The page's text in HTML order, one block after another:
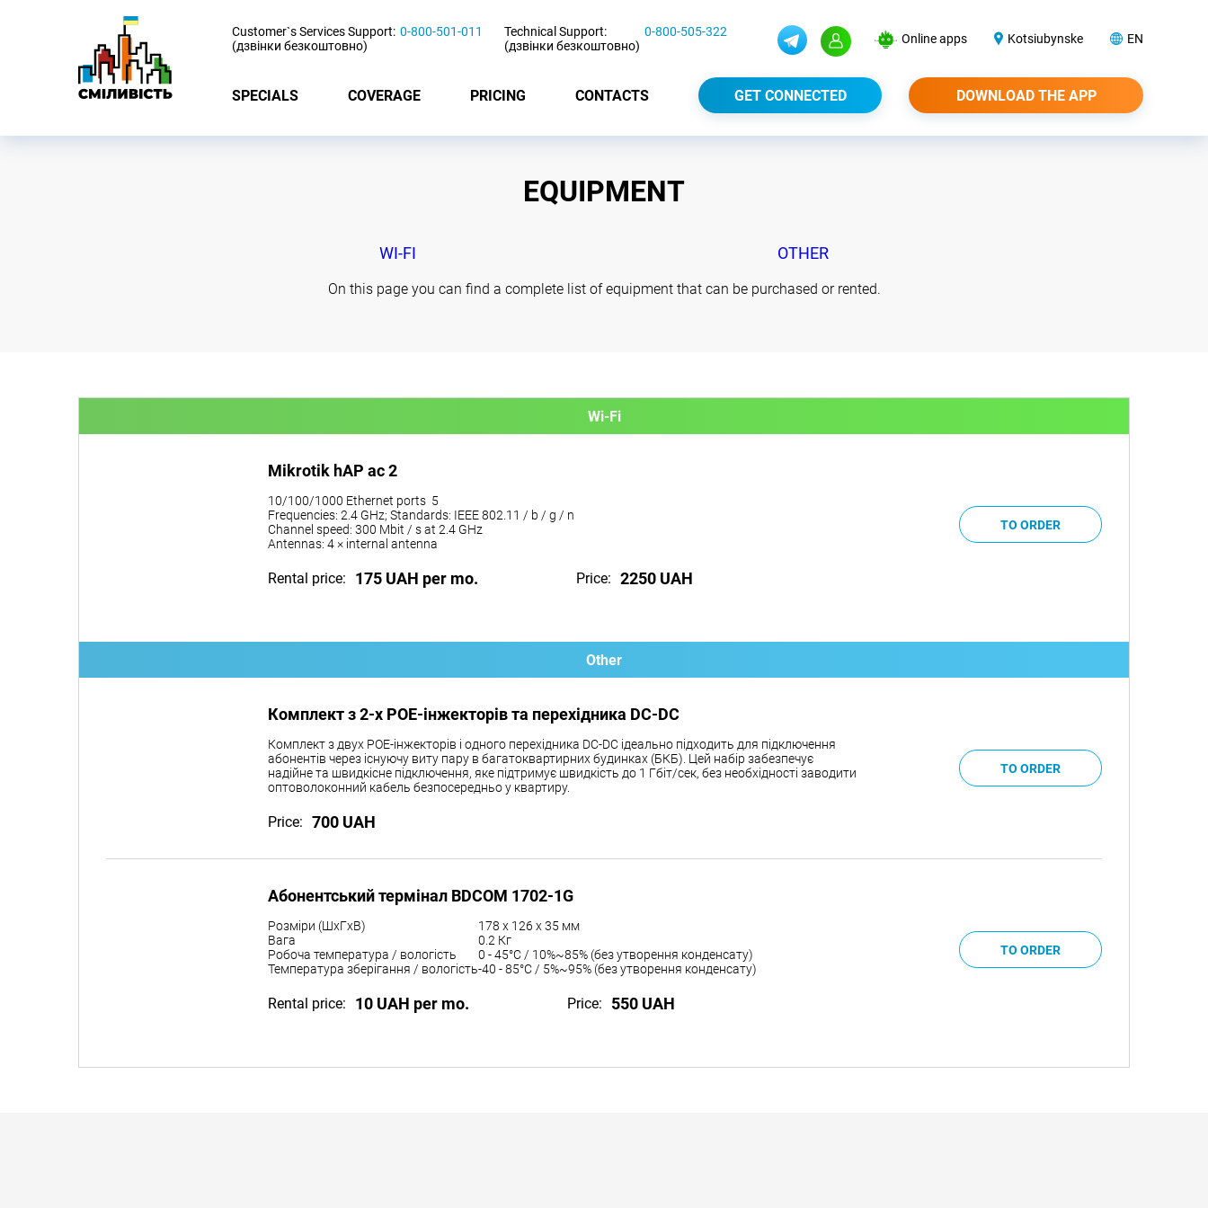
Customer`s Services Support:
(дзвінки безкоштовно)
0-800-501-011
Technical Support:
(дзвінки безкоштовно)
0-800-505-322 Online apps Kotsiubynske EN
SPECIALS COVERAGE PRICING CONTACTS GET CONNECTED DOWNLOAD THE APP
EQUIPMENT
WI-FI OTHER
On this page you can find a complete list of equipment that can be purchased or rented.
Wi-Fi
Mikrotik hAP ac 2
10/100/1000 Ethernet ports 5
Frequencies: 2.4 GHz; Standards: IEEE 802.11 / b / g / n
Channel speed: 300 Mbit / s at 2.4 GHz
Antennas: 4 × internal antenna
Rental price: 175 UAH per mo. Price: 2250 UAH
Other
Комплект з 2-х POE-інжекторів та перехідника DC-DC
Комплект з двух POE-інжекторів і одного перехідника DC-DC ідеально підходить для підключення
абонентів через існуючу виту пару в багатоквартирних будинках (БКБ). Цей набір забезпечує
надійне та швидкісне підключення, яке підтримує швидкість до 1 Гбіт/сек, без необхідності заводити
оптоволоконний кабель безпосередньо у квартиру.
Price: 700 UAH
Абонентський термінал BDCOM 1702-1G
Розміри (ШxГxВ)
178 x 126 x 35 мм
Вага
0.2 Кг
Робоча температура / вологість
0 - 45°C / 10%~85% (без утворення конденсату)
Температура зберігання / вологість-40 - 85°C / 5%~95% (без утворення конденсату)
Rental price: 10 UAH per mo. Price: 550 UAH